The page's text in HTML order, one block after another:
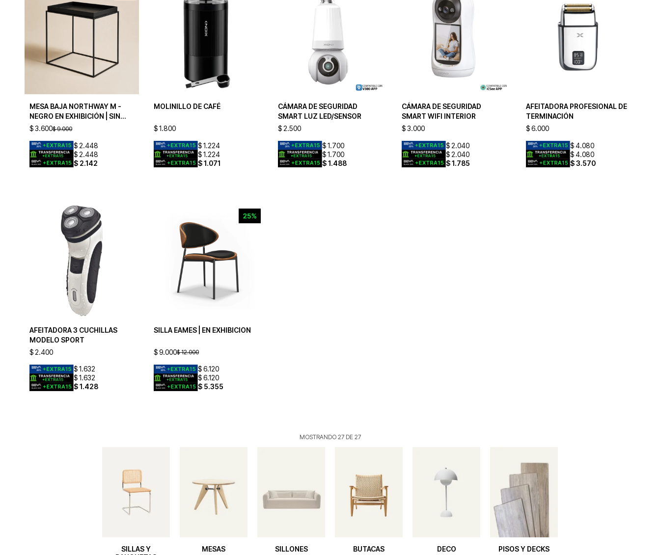
MESA BAJA NORTHWAY M -
NEGRO EN EXHIBICIÓN | SIN
CAMBIO
$3.600$ 9.000
$ 2.448
$ 2.448
$ 2.142
MOLINILLO DE CAFÉ
$1.800
$1.224
$1.224
$1.071
CÁMARA DE SEGURIDAD
SMART LUZ LED/SENSOR
$ 2.500
$ 1.700
$ 1.700
$ 1.488
CÁMARA DE SEGURIDAD
SMART WIFI INTERIOR
$3.000
$ 2.040
$ 2.040
$1.785
AFEITADORA PROFESIONAL DE
TERMINACIÓN
$6.000
$4.080
$4.080
$3.570
AFEITADORA 3 CUCHILLAS
MODELO SPORT
$ 2.400
$1.632
$1.632
$1.428
SILLA EAMES | EN EXHIBICION
$9.000$ 12.000
$6.120
$6.120
$ 5.355
MOSTRANDO 27DE 27
SILLAS Y
MESAS SILLONES BUTACAS DECO PISOS Y DECKS